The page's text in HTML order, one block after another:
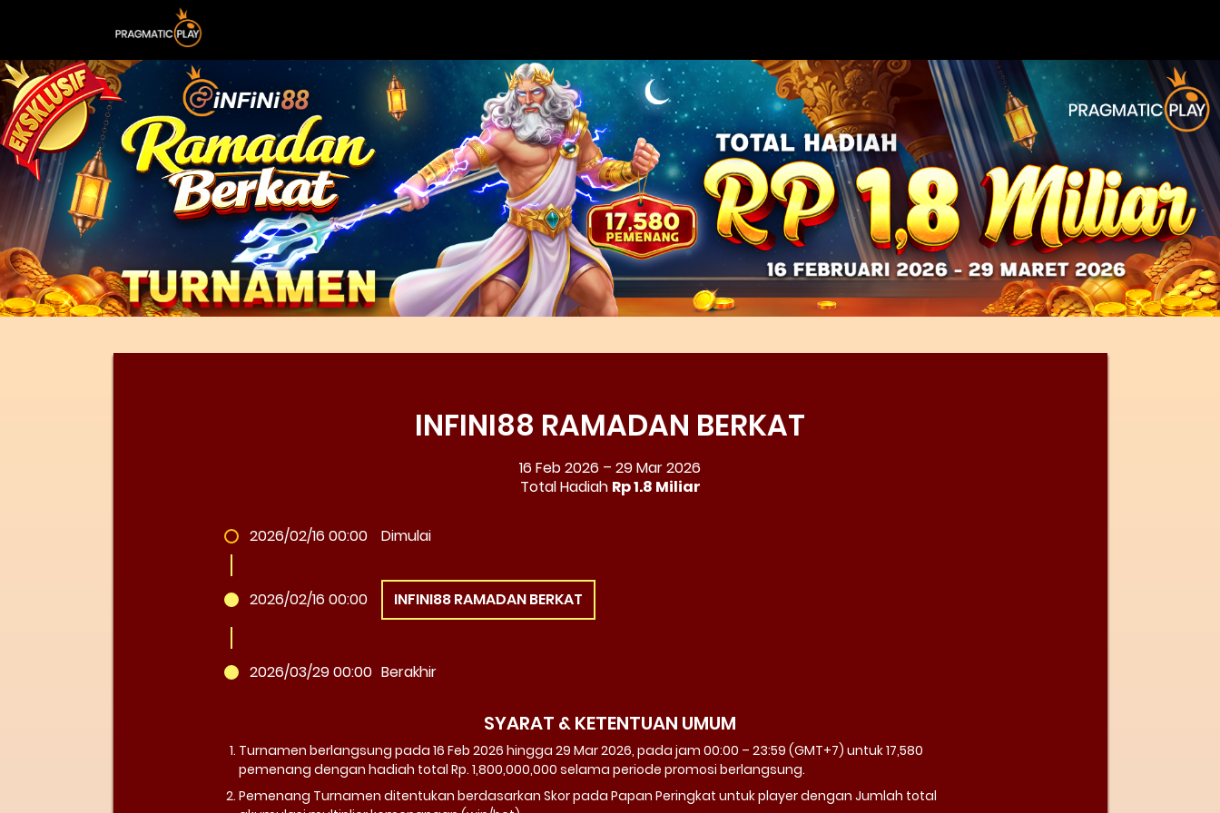
INFINI88 RAMADAN BERKAT
16 Feb 2026 – 29 Mar 2026
Total Hadiah Rp 1.8 Miliar
2026/02/16 00:00 Dimulai
2026/02/16 00:00 INFINI88 RAMADAN BERKAT
2026/03/29 00:00 Berakhir
SYARAT & KETENTUAN UMUM
Turnamen berlangsung pada 16 Feb 2026 hingga 29 Mar 2026, pada jam 00:00 – 23:59 (GMT+7) untuk 17,580
pemenang dengan hadiah total Rp. 1,800,000,000 selama periode promosi berlangsung.
Pemenang Turnamen ditentukan berdasarkan Skor pada Papan Peringkat untuk player dengan Jumlah total